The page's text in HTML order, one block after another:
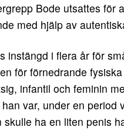
Bode utsattes för
med hjälp av
instängd i flera år för
för förnedrande
infantil och feminin
var, under en
skulle ha en liten penis